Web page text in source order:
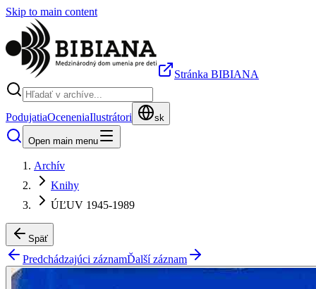
Skip to main content
Stránka BIBIANA
PodujatiaOceneniaIlustrátori sk
Open main menu
Archív
Knihy
ÚĽUV 1945-1989
Späť
Predchádzajúci záznamĎalší záznam